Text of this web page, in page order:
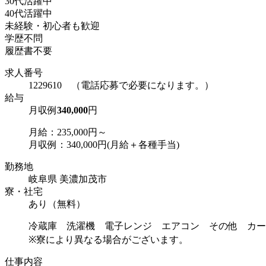
40代活躍中
未経験・初心者も歓迎
学歴不問
履歴書不要
求人番号
1229610 （電話応募で必要になります。）
給与
月収例 340,000円
月給：235,000円～
月収例：340,000円(月給＋各種手当)
勤務地
岐阜県 美濃加茂市
寮・社宅
あり（無料）
冷蔵庫 洗濯機 電子レンジ エアコン その他 カー
※寮により異なる場合がございます。
仕事内容